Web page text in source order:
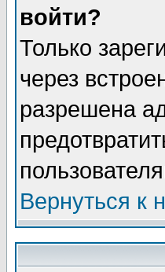
войти?
Только
через
разрешена
Вернуться к